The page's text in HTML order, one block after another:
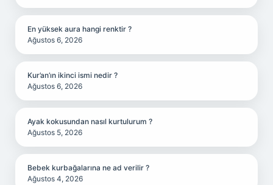
En yüksek aura hangi renktir ?
Ağustos 6, 2026
Kur’an’ın ikinci ismi nedir ?
Ağustos 6, 2026
Ayak kokusundan nasıl kurtulurum ?
Ağustos 5, 2026
Bebek kurbağalarına ne ad verilir ?
Ağustos 4, 2026